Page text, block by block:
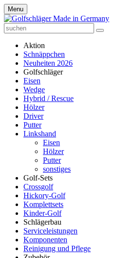
Menu
Aktion
Schnäppchen
Neuheiten 2026
Golfschläger
Eisen
Wedge
Hybrid / Rescue
Hölzer
Driver
Putter
Linkshand
Eisen
Hölzer
Putter
sonstiges
Golf-Sets
Crossgolf
Hickory-Golf
Komplettsets
Kinder-Golf
Schlägerbau
Serviceleistungen
Komponenten
Reinigung und Pflege